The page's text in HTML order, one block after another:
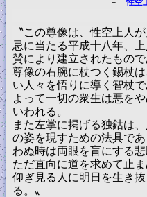
－性空
〝この尊像は、性空上人
忌に当たる平成十八年、
賛により建立されたもので
尊像の右腕に杖つく錫杖
い人々を悟りに導く智杖
よって一切の衆生は悪を
いわれる。
また左掌に掲げる独鈷は
の姿を現すための法具で
わぬ時は両眼を盲にする悲
ただ直向に道を求めて止
仰ぎ見る人に明日を生き
る。〟